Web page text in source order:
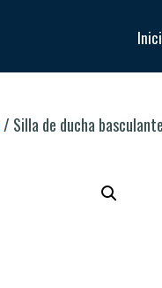
/ Silla de ducha